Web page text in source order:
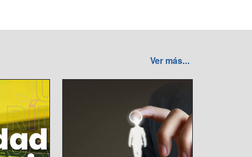
Ver más...